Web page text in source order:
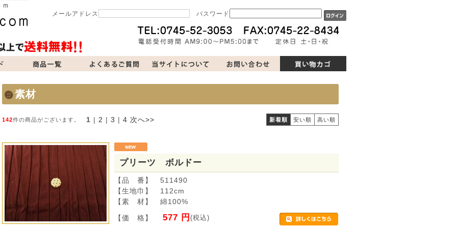
メールアドレス パスワード
サイトについて お問い合わせ 買い物カゴ
素材
142件の商品がございます。 1 | 2 | 3 | 4 次へ>> 新着順 安い順 高い順
プリーツ ボルドー
【品 番】 511490
【生地巾】 112cm
【素 材】 綿100%
【価 格】 577 円(税込)